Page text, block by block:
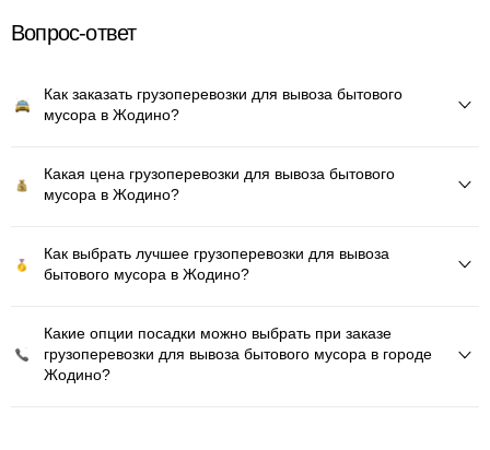
Вопрос-ответ
Как заказать грузоперевозки для вывоза бытового
мусора в Жодино?
Какая цена грузоперевозки для вывоза бытового
мусора в Жодино?
Как выбрать лучшее грузоперевозки для вывоза
бытового мусора в Жодино?
Какие опции посадки можно выбрать при заказе
грузоперевозки для вывоза бытового мусора в городе
Жодино?